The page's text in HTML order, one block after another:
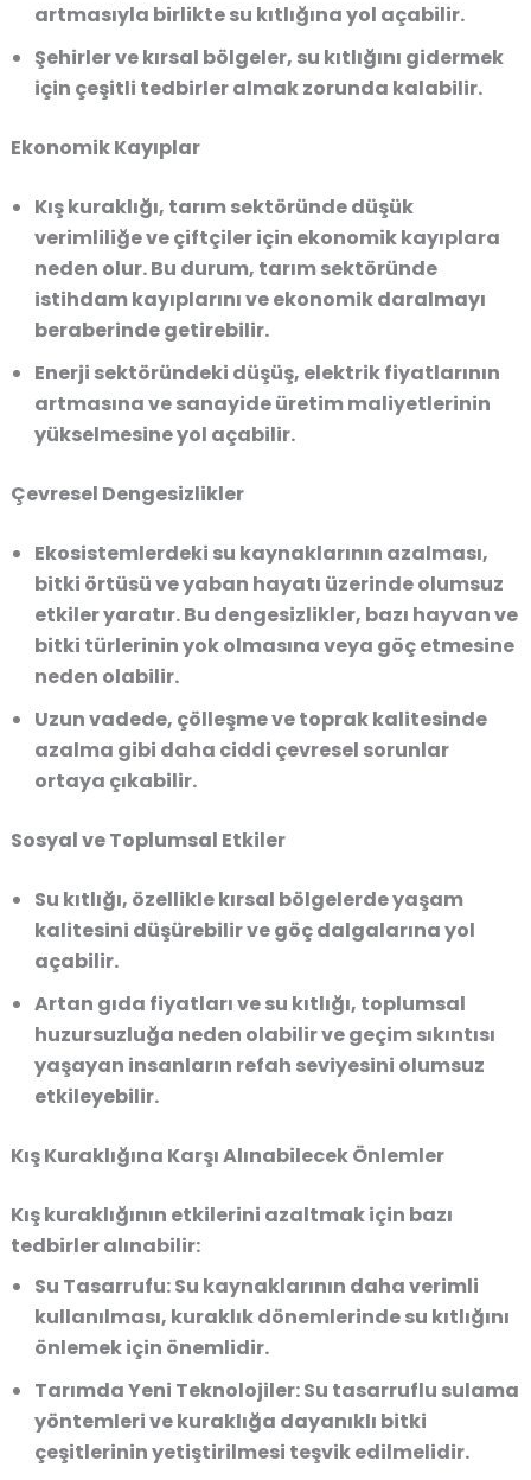
artmasıyla birlikte su kıtlığına yol açabilir.
Şehirler ve kırsal bölgeler, su kıtlığını gidermek
için çeşitli tedbirler almak zorunda kalabilir.
Ekonomik Kayıplar
Kış kuraklığı, tarım sektöründe düşük
verimliliğe ve çiftçiler için ekonomik kayıplara
neden olur. Bu durum, tarım sektöründe
istihdam kayıplarını ve ekonomik daralmayı
beraberinde getirebilir.
Enerji sektöründeki düşüş, elektrik fiyatlarının
artmasına ve sanayide üretim maliyetlerinin
yükselmesine yol açabilir.
Çevresel Dengesizlikler
Ekosistemlerdeki su kaynaklarının azalması,
bitki örtüsü ve yaban hayatı üzerinde olumsuz
etkiler yaratır. Bu dengesizlikler, bazı hayvan ve
bitki türlerinin yok olmasına veya göç etmesine
neden olabilir.
Uzun vadede, çölleşme ve toprak kalitesinde
azalma gibi daha ciddi çevresel sorunlar
ortaya çıkabilir.
Sosyal ve Toplumsal Etkiler
Su kıtlığı, özellikle kırsal bölgelerde yaşam
kalitesini düşürebilir ve göç dalgalarına yol
açabilir.
Artan gıda fiyatları ve su kıtlığı, toplumsal
huzursuzluğa neden olabilir ve geçim sıkıntısı
yaşayan insanların refah seviyesini olumsuz
etkileyebilir.
Kış Kuraklığına Karşı Alınabilecek Önlemler
Kış kuraklığının etkilerini azaltmak için bazı
tedbirler alınabilir:
Su Tasarrufu:Su kaynaklarının daha verimli
kullanılması, kuraklık dönemlerinde su kıtlığını
önlemek için önemlidir.
Tarımda Yeni Teknolojiler:Su tasarruflu sulama
yöntemleri ve kuraklığa dayanıklı bitki
çeşitlerinin yetiştirilmesi teşvik edilmelidir.